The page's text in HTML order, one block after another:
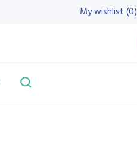
My wishlist (0)